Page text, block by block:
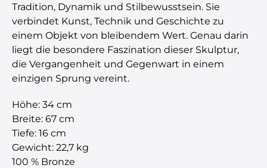
Tradition, Dynamik und Stilbewusstsein. Sie
verbindet Kunst, Technik und Geschichte zu
einem Objekt von bleibendem Wert. Genau darin
liegt die besondere Faszination dieser Skulptur,
die Vergangenheit und Gegenwart in einem
einzigen Sprung vereint.
Höhe: 34 cm
Breite: 67 cm
Tiefe: 16 cm
Gewicht: 22,7 kg
100 % Bronze